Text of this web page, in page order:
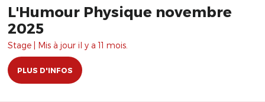
L'Humour Physique novembre
2025
Stage | Mis à jour il y a 11 mois.
PLUS D'INFOS